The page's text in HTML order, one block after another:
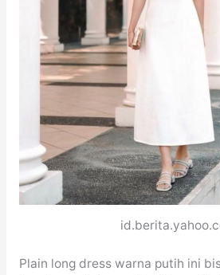
Plain long dress warna putih ini